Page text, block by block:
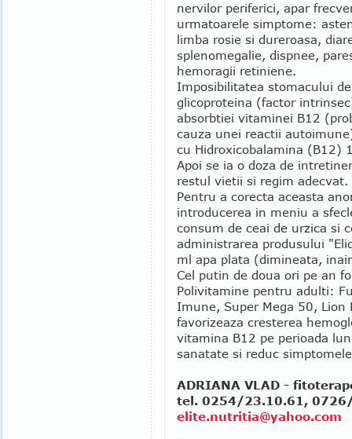
nervilor periferici, apar
urmatoarele simptome:
limba rosie si dureroasa,
splenomegalie, dispnee,
hemoragii retiniene.
Imposibilitatea stomacului
glicoproteina (factor
absorbtiei vitaminei B12
cauza unei reactii
cu Hidroxicobalamina (B12)
Apoi se ia o doza de
restul vietii si regim adecvat.
Pentru a corecta aceasta
introducerea in meniu a
consum de ceai de urzica si
administrarea produsului
ml apa plata (dimineata,
Cel putin de doua ori pe an
Polivitamine pentru adulti:
Imune, Super Mega 50, Lion
favorizeaza cresterea
vitamina B12 pe perioada
sanatate si reduc
ADRIANA VLAD -
tel. 0254/23.10.61,
elite.nutritia@yahoo.com